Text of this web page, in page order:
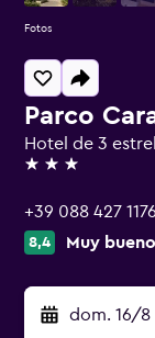
Parco
Hotel de 3
3 estrellas
+39 088 427 1176
8,4 Muy bueno
dom. 16/8
Fotos